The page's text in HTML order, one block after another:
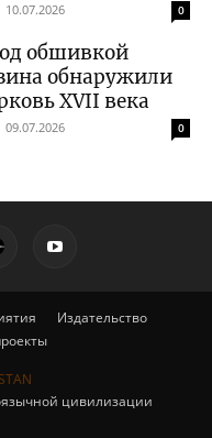
10.07.2026 0
обшивкой
обнаружили
XVII века
09.07.2026 0
Издательство
цивилизации